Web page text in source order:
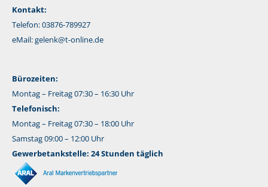
Kontakt:
Telefon: 03876-789927
eMail:gelenk@t-online.de
Bürozeiten:
Montag – Freitag 07:30 – 16:30 Uhr
Telefonisch:
Montag – Freitag 07:30 – 18:00 Uhr
Samstag 09:00 – 12:00 Uhr
Gewerbetankstelle: 24 Stunden täglich